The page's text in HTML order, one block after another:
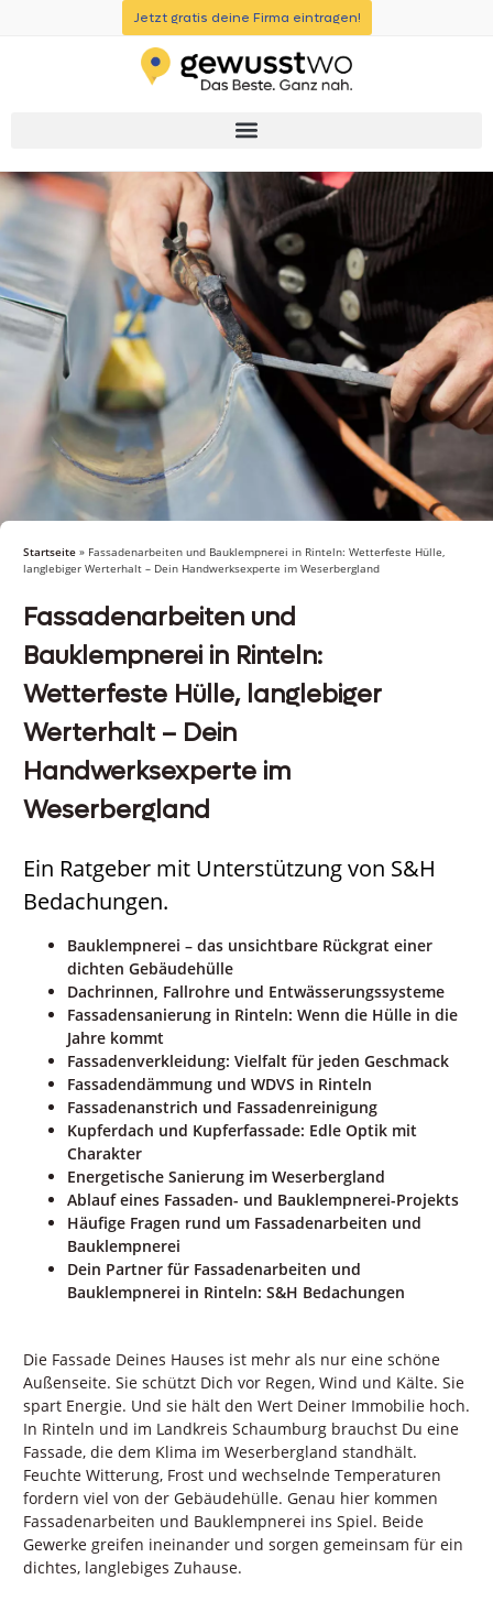
Jetzt gratis deine Firma eintragen!
Startseite » Fassadenarbeiten und Bauklempnerei in Rinteln: Wetterfeste Hülle,
langlebiger Werterhalt – Dein Handwerksexperte im Weserbergland
Fassadenarbeiten und
Bauklempnerei in Rinteln:
Wetterfeste Hülle, langlebiger
Werterhalt – Dein
Handwerksexperte im
Weserbergland
Ein Ratgeber mit Unterstützung von S&H
Bedachungen.
Bauklempnerei – das unsichtbare Rückgrat einer
dichten Gebäudehülle
Dachrinnen, Fallrohre und Entwässerungssysteme
Fassadensanierung in Rinteln: Wenn die Hülle in die
Jahre kommt
Fassadenverkleidung: Vielfalt für jeden Geschmack
Fassadendämmung und WDVS in Rinteln
Fassadenanstrich und Fassadenreinigung
Kupferdach und Kupferfassade: Edle Optik mit
Charakter
Energetische Sanierung im Weserbergland
Ablauf eines Fassaden- und Bauklempnerei-Projekts
Häufige Fragen rund um Fassadenarbeiten und
Bauklempnerei
Dein Partner für Fassadenarbeiten und
Bauklempnerei in Rinteln: S&H Bedachungen
Die Fassade Deines Hauses ist mehr als nur eine schöne
Außenseite. Sie schützt Dich vor Regen, Wind und Kälte. Sie
spart Energie. Und sie hält den Wert Deiner Immobilie hoch.
In Rinteln und im Landkreis Schaumburg brauchst Du eine
Fassade, die dem Klima im Weserbergland standhält.
Feuchte Witterung, Frost und wechselnde Temperaturen
fordern viel von der Gebäudehülle. Genau hier kommen
Fassadenarbeiten und Bauklempnerei ins Spiel. Beide
Gewerke greifen ineinander und sorgen gemeinsam für ein
dichtes, langlebiges Zuhause.